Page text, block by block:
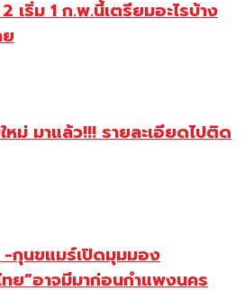
เริ่ม 1 ก.พ.นี้เตรียมอะไรบ้าง
ย
ม่ มาแล้ว!!! รายละเอียดไปติด
-กุนขแมร์เปิดมุมมอง
ย”อาจมีมาก่อนกำแพงนคร